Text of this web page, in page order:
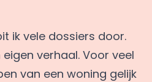
ik vele dossiers door.
verhaal. Voor veel
van een woning gelijk